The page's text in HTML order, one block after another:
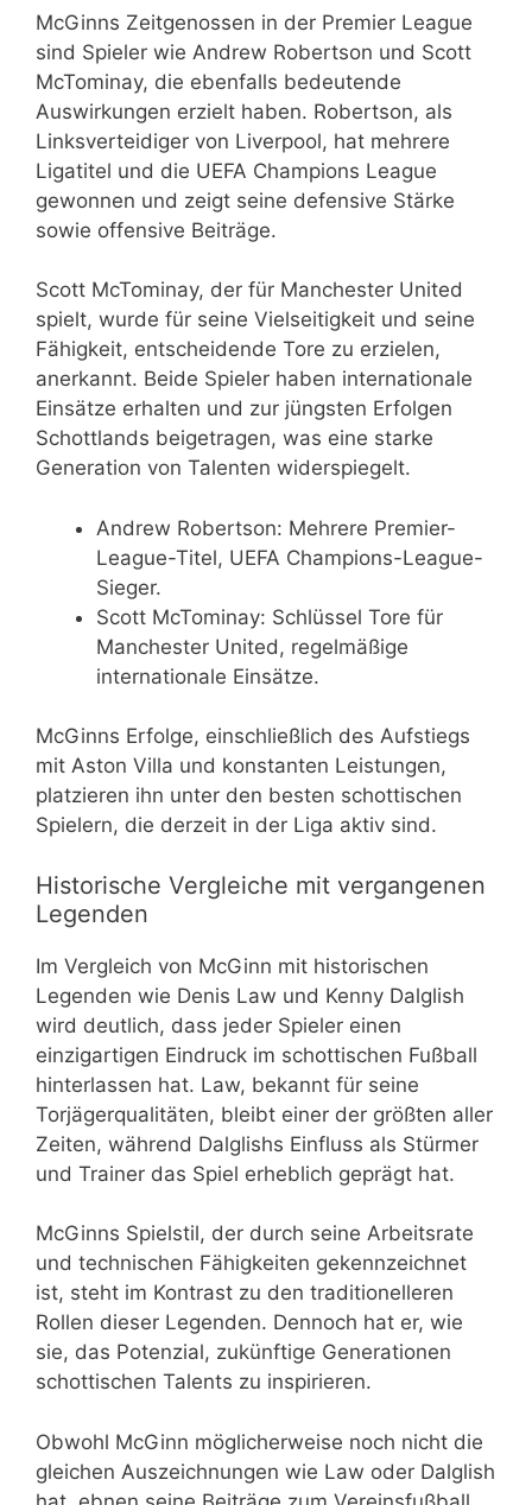
McGinns Zeitgenossen in der Premier League
sind Spieler wie Andrew Robertson und Scott
McTominay, die ebenfalls bedeutende
Auswirkungen erzielt haben. Robertson, als
Linksverteidiger von Liverpool, hat mehrere
Ligatitel und die UEFA Champions League
gewonnen und zeigt seine defensive Stärke
sowie offensive Beiträge.
Scott McTominay, der für Manchester United
spielt, wurde für seine Vielseitigkeit und seine
Fähigkeit, entscheidende Tore zu erzielen,
anerkannt. Beide Spieler haben internationale
Einsätze erhalten und zur jüngsten Erfolgen
Schottlands beigetragen, was eine starke
Generation von Talenten widerspiegelt.
Andrew Robertson: Mehrere Premier-
League-Titel, UEFA Champions-League-
Sieger.
Scott McTominay: Schlüssel Tore für
Manchester United, regelmäßige
internationale Einsätze.
McGinns Erfolge, einschließlich des Aufstiegs
mit Aston Villa und konstanten Leistungen,
platzieren ihn unter den besten schottischen
Spielern, die derzeit in der Liga aktiv sind.
Historische Vergleiche mit vergangenen
Legenden
Im Vergleich von McGinn mit historischen
Legenden wie Denis Law und Kenny Dalglish
wird deutlich, dass jeder Spieler einen
einzigartigen Eindruck im schottischen Fußball
hinterlassen hat. Law, bekannt für seine
Torjägerqualitäten, bleibt einer der größten aller
Zeiten, während Dalglishs Einfluss als Stürmer
und Trainer das Spiel erheblich geprägt hat.
McGinns Spielstil, der durch seine Arbeitsrate
und technischen Fähigkeiten gekennzeichnet
ist, steht im Kontrast zu den traditionelleren
Rollen dieser Legenden. Dennoch hat er, wie
sie, das Potenzial, zukünftige Generationen
schottischen Talents zu inspirieren.
Obwohl McGinn möglicherweise noch nicht die
gleichen Auszeichnungen wie Law oder Dalglish